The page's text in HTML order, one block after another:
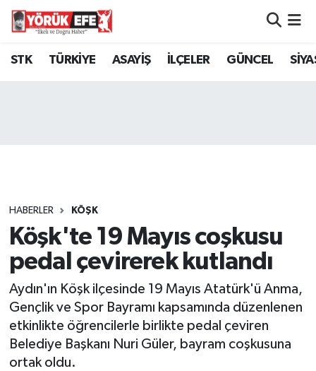
STK TÜRKİYE ASAYİŞ İLÇELER GÜNCEL
HABERLER KÖŞK
Köşk'te 19 Mayıs coşkusu
pedal çevirerek kutlandı
Aydın'ın Köşk ilçesinde 19 Mayıs Atatürk'ü Anma,
Gençlik ve Spor Bayramı kapsamında düzenlenen
etkinlikte öğrencilerle birlikte pedal çeviren
Belediye Başkanı Nuri Güler, bayram coşkusuna
ortak oldu.
Aydın Nöbetçi Eczaneler
Tüm Manşetler
Son Dakika Haberleri
Haber Arşivi